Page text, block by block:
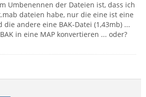
Umbenennen der Dateien ist, dass ich
dateien habe, nur die eine ist eine
die andere eine BAK-Datei (1,43mb) ...
in eine MAP konvertieren ... oder?